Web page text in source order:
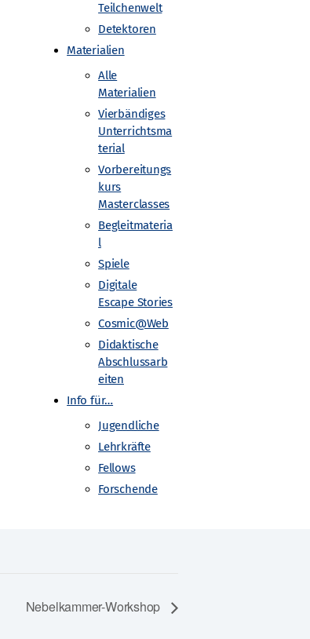
Teilchenwelt
Detektoren
Materialien
Alle
Materialien
Vierbändiges
Unterrichtsma
terial
Vorbereitungs
kurs
Masterclasses
Begleitmateria
l
Spiele
Digitale
Escape Stories
Cosmic@Web
Didaktische
Abschlussarb
eiten
Info für…
Jugendliche
Lehrkräfte
Fellows
Forschende
Nebelkammer-Workshop